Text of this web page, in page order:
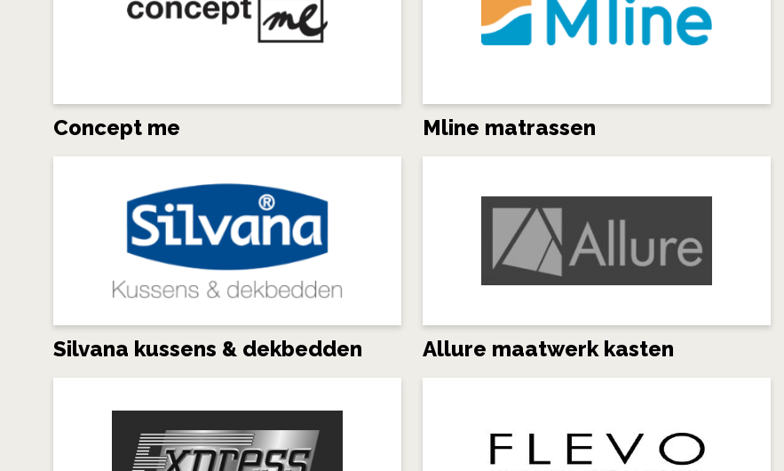
Concept me Mline matrassen
Silvana kussens & dekbedden Allure maatwerk kasten